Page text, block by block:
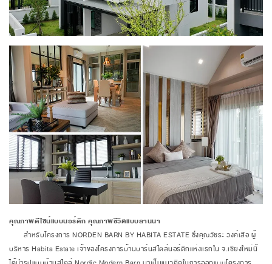
คุณภาพดีไซน์แบบนอร์ดิก คุณภาพชีวิตแบบลานนา
สำหรับโครงการ NORDEN BARN BY HABITA ESTATE ซึ่งคุณวัชระ วงค์เสือ ผู้
บริหาร Habita Estate เจ้าของโครงการบ้านบาร์นสไตล์นอร์ดิกแห่งแรกใน จ.เชียงใหม่นี้